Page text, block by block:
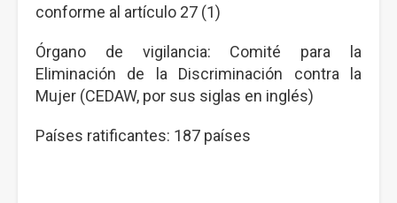
conforme al artículo 27 (1)
Órgano de vigilancia: Comité para la
Eliminación de la Discriminación contra la
Mujer (CEDAW, por sus siglas en inglés)
Países ratificantes: 187 países